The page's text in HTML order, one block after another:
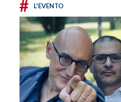
# L'EVENTO